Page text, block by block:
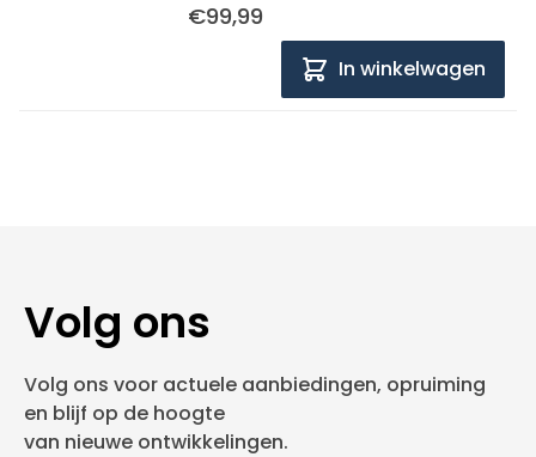
€99,99
In winkelwagen
Volg ons
Volg ons voor actuele aanbiedingen, opruiming
en blijf op de hoogte
van nieuwe ontwikkelingen.